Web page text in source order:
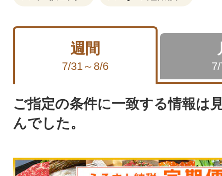
週間
7/31～8/6
ご指定の条件に一致する情報は
んでした。